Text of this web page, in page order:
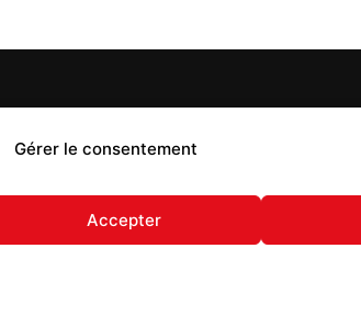
Gérer le consentement
Accepter
: en Alsace du Nord depuis
Molsheim-Erstein depuis
et Plaine depuis 2023.